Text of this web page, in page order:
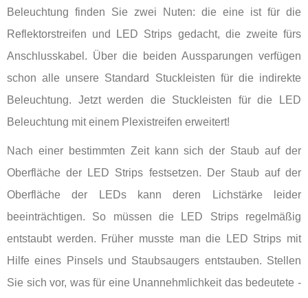
Beleuchtung finden Sie zwei Nuten: die eine ist für die
Reflektorstreifen und LED Strips gedacht, die zweite fürs
Anschlusskabel. Über die beiden Aussparungen verfügen
schon alle unsere Standard Stuckleisten für die indirekte
Beleuchtung. Jetzt werden die Stuckleisten für die LED
Beleuchtung mit einem Plexistreifen erweitert!
Nach einer bestimmten Zeit kann sich der Staub auf der
Oberfläche der LED Strips festsetzen. Der Staub auf der
Oberfläche der LEDs kann deren Lichstärke leider
beeinträchtigen. So müssen die LED Strips regelmäßig
entstaubt werden. Früher musste man die LED Strips mit
Hilfe eines Pinsels und Staubsaugers entstauben. Stellen
Sie sich vor, was für eine Unannehmlichkeit das bedeutete -